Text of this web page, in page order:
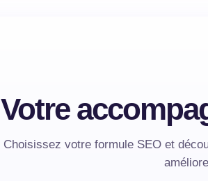
Votre
Choisissez votre formule SEO et